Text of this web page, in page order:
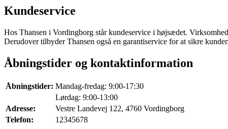
Kundeservice
Hos Thansen i Vordingborg står kundeservice i højsædet.
Derudover tilbyder Thansen også en garantiservice for at sikre
Åbningstider og kontaktinformation
Åbningstider: Mandag-fredag: 9:00-17:30
Lørdag: 9:00-13:00
Adresse:
Vestre Landevej 122, 4760 Vordingborg
Telefon:
12345678